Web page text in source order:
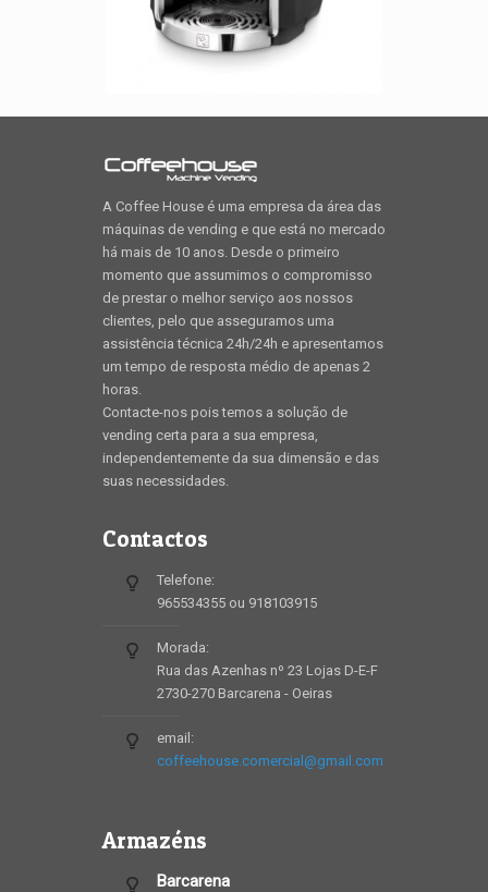
A Coffee House é uma empresa da área das
máquinas de vending e que está no mercado
há mais de 10 anos. Desde o primeiro
momento que assumimos o compromisso
de prestar o melhor serviço aos nossos
clientes, pelo que asseguramos uma
assistência técnica 24h/24h e apresentamos
um tempo de resposta médio de apenas 2
horas.
Contacte-nos pois temos a solução de
vending certa para a sua empresa,
independentemente da sua dimensão e das
suas necessidades.
Contactos
Telefone:
965534355 ou 918103915
Morada:
Rua das Azenhas nº 23 Lojas D-E-F
2730-270 Barcarena - Oeiras
email:
coffeehouse.comercial@gmail.com
Armazéns
Barcarena